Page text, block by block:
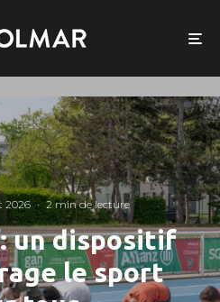
2026 · 2 min de lecture
un dispositif
le sport